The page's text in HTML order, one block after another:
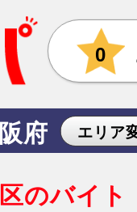
0
府 エリア
のバイ